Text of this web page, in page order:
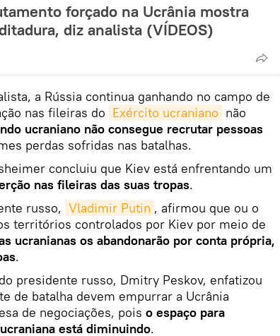
forçado na Ucrânia mostra
diz analista (VÍDEOS)
a Rússia continua ganhando no campo de
nas fileiras do Exército ucraniano não
ucraniano não consegue recrutar pessoas
perdas sofridas nas batalhas.
concluiu que Kiev está enfrentando um
nas fileiras das suas tropas.
russo, Vladimir Putin , afirmou que ou o
territórios controlados por Kiev por meio de
ucranianas os abandonarão por conta própria,
.
presidente russo, Dmitry Peskov, enfatizou
de batalha devem empurrar a Ucrânia
de negociações, pois o espaço para
está diminuindo.